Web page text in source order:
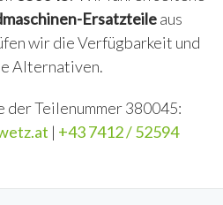
Ersatzteileaus
wir die Verfügbarkeit und
Alternativen.
der Teilenummer 380045:
| +43 7412 / 52594